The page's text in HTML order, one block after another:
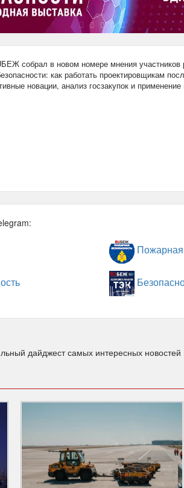
собрал в новом номере мнения
как работать проектировщикам
новации, анализ госзакупок и
Пожарная
дайджест самых интересных